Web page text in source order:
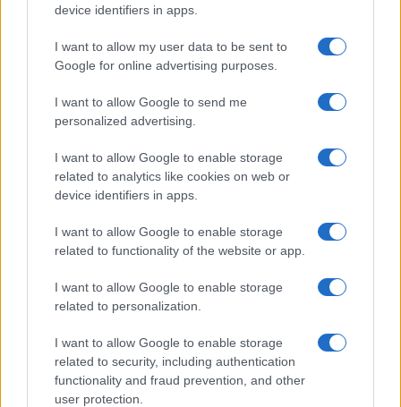
device identifiers in apps.
I want to allow my user data to be sent to
Google for online advertising purposes.
I want to allow Google to send me
personalized advertising.
I want to allow Google to enable storage
related to analytics like cookies on web or
device identifiers in apps.
I want to allow Google to enable storage
related to functionality of the website or app.
I want to allow Google to enable storage
related to personalization.
I want to allow Google to enable storage
related to security, including authentication
functionality and fraud prevention, and other
user protection.
Condividi l'articolo
F
a
ce
b
o
o
T
w
it
te
r
Pi
n
te
re
st
W
h
at
s
A
p
p
S
a
re
Articolo precedente
Prossimo articolo
NOTIZIE RECENTI
Le previsioni meteo per il weekend a Olbia e in
Michelle Hunziker in Gallura, bella anche dal